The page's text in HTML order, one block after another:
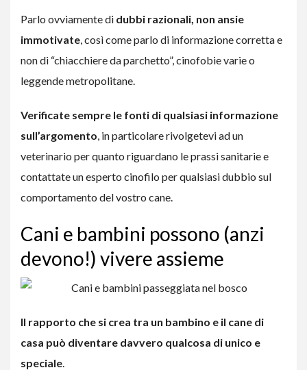
Parlo ovviamente di dubbi razionali, non ansie
immotivate , così come parlo di informazione corretta e
non di “chiacchiere da parchetto”, cinofobie varie o
leggende metropolitane.
Verificate sempre le fonti di qualsiasi informazione
sull’argomento , in particolare rivolgetevi ad un
veterinario per quanto riguardano le prassi sanitarie e
contattate un esperto cinofilo per qualsiasi dubbio sul
comportamento del vostro cane.
Cani e bambini possono (anzi
devono!) vivere assieme
Il rapporto che si crea tra un bambino e il cane di
casa può diventare davvero qualcosa di unico e
speciale